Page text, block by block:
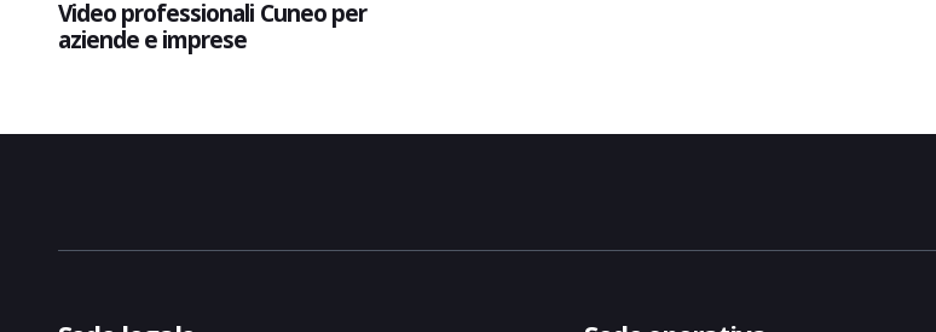
Video professionali Cuneo per
aziende e imprese